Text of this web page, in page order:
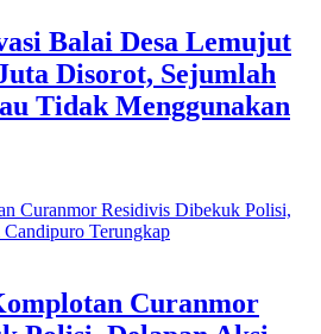
Balai Desa Lemujut
Disorot, Sejumlah
Tidak Menggunakan
Curanmor